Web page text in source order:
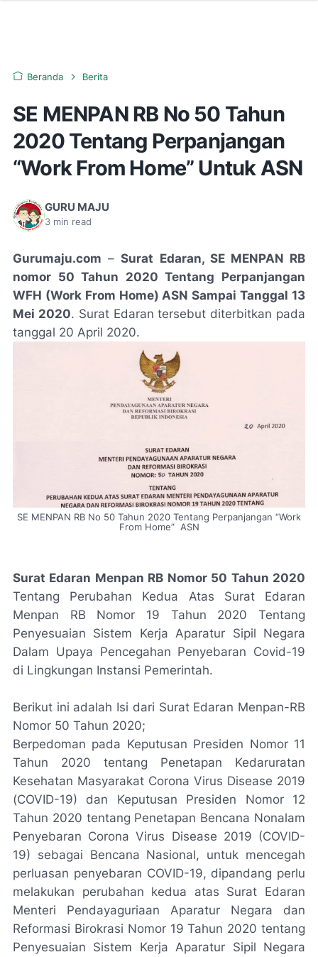
Beranda Berita
SE MENPAN RB No 50 Tahun
2020 Tentang Perpanjangan
“Work From Home” Untuk ASN
GURU MAJU
3 min read
Gurumaju.com –Surat Edaran, SE MENPAN RB
nomor 50 Tahun 2020 Tentang Perpanjangan
WFH (Work From Home) ASN Sampai Tanggal 13
Mei 2020. Surat Edaran tersebut diterbitkan pada
tanggal 20 April 2020.
SE MENPAN RB No 50 Tahun 2020 Tentang Perpanjangan “Work
From Home” ASN
Surat Edaran Menpan RB Nomor 50 Tahun 2020
Tentang Perubahan Kedua Atas Surat Edaran
Menpan RB Nomor 19 Tahun 2020 Tentang
Penyesuaian Sistem Kerja Aparatur Sipil Negara
Dalam Upaya Pencegahan Penyebaran Covid-19
di Lingkungan Instansi Pemerintah.
Berikut ini adalah Isi dari Surat Edaran Menpan-RB
Nomor 50 Tahun 2020;
Berpedoman pada Keputusan Presiden Nomor 11
Tahun 2020 tentang Penetapan Kedaruratan
Kesehatan Masyarakat Corona Virus Disease 2019
(COVID-19) dan Keputusan Presiden Nomor 12
Tahun 2020 tentang Penetapan Bencana Nonalam
Penyebaran Corona Virus Disease 2019 (COVID-
19) sebagai Bencana Nasional, untuk mencegah
perluasan penyebaran COVID-19, dipandang perlu
melakukan perubahan kedua atas Surat Edaran
Menteri Pendayaguriaan Aparatur Negara dan
Reformasi Birokrasi Nomor 19 Tahun 2020 tentang
Penyesuaian Sistem Kerja Aparatur Sipil Negara